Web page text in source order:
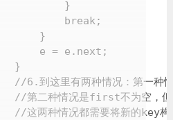
况：第一种情况是first为
不为空，但是链表遍历
需要将新的key构造节